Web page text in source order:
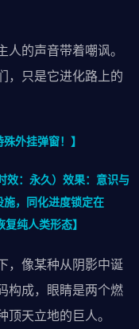
的声音带着嘲讽。
，只是它进化路上的
外挂弹窗！】
效：永久）效果：意识与
，同化进度锁定在
纯人类形态】
，像某种从阴影中诞
构成，眼睛是两个燃
天立地的巨人。